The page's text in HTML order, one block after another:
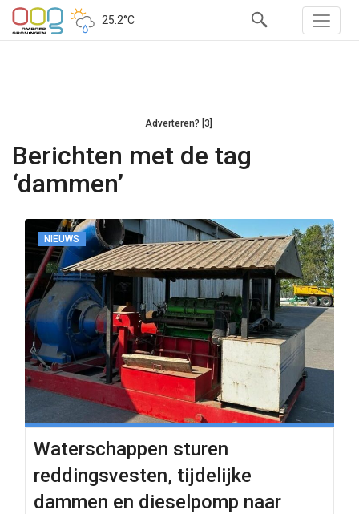
25.2°C
Adverteren? [3]
Berichten met de tag
‘dammen’
NIEUWS
Waterschappen sturen
reddingsvesten, tijdelijke
dammen en dieselpomp naar